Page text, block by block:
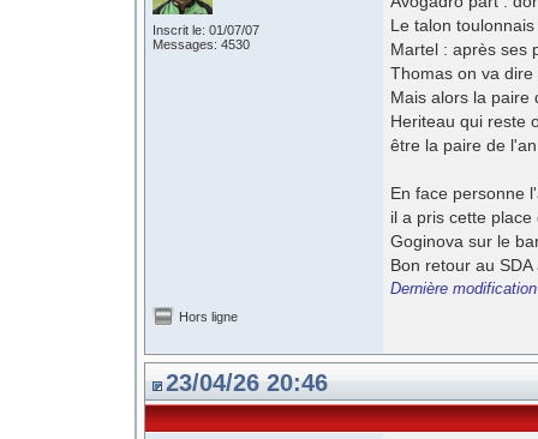
Inscrit le: 01/07/07
Messages: 4530
Le talon
Martel : après ses
Thomas on va
Mais alors la paire
Heriteau qui reste
être la paire de
En face personne
il a pris cette
Goginova sur le
Bon retour au
Dernière
Hors ligne
23/04/26 20:46